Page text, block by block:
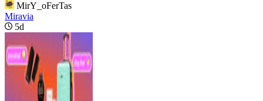
MirY_oFerTas
Miravia
5d